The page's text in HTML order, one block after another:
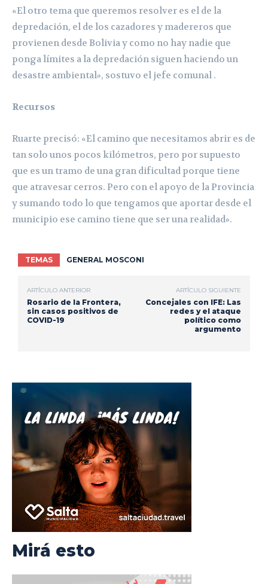
«El otro tema que queremos resolver es el de la
depredación, el de los cazadores y madereros que
provienen desde Bolivia y como no hay nadie que
ponga límites a la depredación siguen haciendo un
desastre ambiental», sostuvo el jefe comunal .
Recursos
Ruarte precisó: «El camino que necesitamos abrir es de
tan solo unos pocos kilómetros, pero por supuesto
que es un tramo de una gran dificultad porque tiene
que atravesar cerros. Pero con el apoyo de la Provincia
y sumando todo lo que tengamos que aportar desde el
municipio ese camino tiene que ser una realidad».
TEMAS GENERAL MOSCONI
ARTÍCULO ANTERIOR
Rosario de la Frontera,
sin casos positivos de
COVID-19
ARTÍCULO SIGUIENTE
Concejales con IFE: Las
redes y el ataque
político como
argumento
Mirá esto